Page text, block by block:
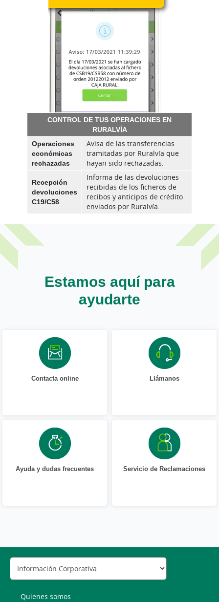
CONTROL DE TUS OPERACIONES EN
RURALVÍA
Operaciones
económicas
rechazadas
Avisa de las transferencias
tramitadas por Ruralvía que
hayan sido rechazadas.
Recepción
devoluciones
C19/C58
Informa de las devoluciones
recibidas de los ficheros de
recibos y anticipos de crédito
enviados por Ruralvía.
Estamos aquí para
ayudarte
Contacta online Llámanos
Ayuda y dudas frecuentes Servicio de Reclamaciones
Quienes somos